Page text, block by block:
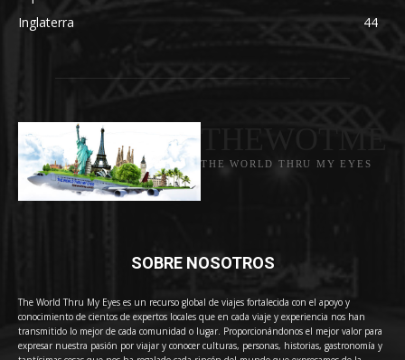
Inglaterra
44
THE WORLD THRU MY EYES
SOBRE NOSOTROS
The World Thru My Eyes es un recurso global de viajes fortalecida con el apoyo y
conocimiento de cientos de expertos locales que en cada viaje y experiencia nos han
transmitido lo mejor de cada comunidad o lugar. Proporcionándonos el mejor valor para
expresar nuestra pasión por viajar y conocer culturas, personas, historias, gastronomía y